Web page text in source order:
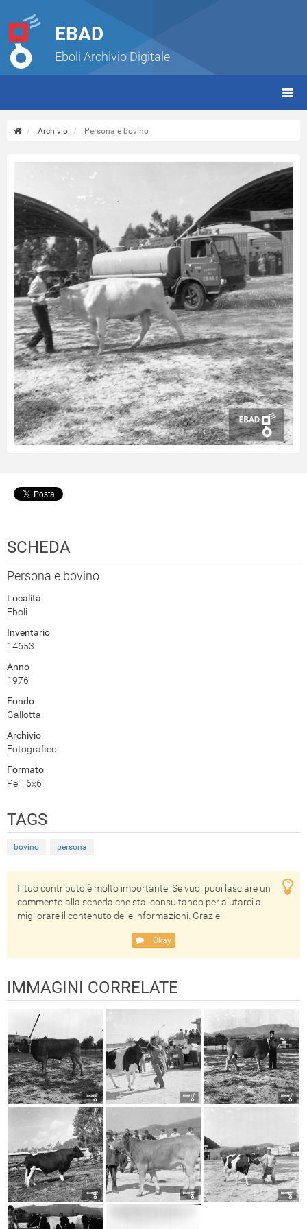
EBAD
Eboli Archivio Digitale
Archivio Persona e bovino
SCHEDA
Persona e bovino
Località
Eboli
Inventario
14653
Anno
1976
Fondo
Gallotta
Archivio
Fotografico
Formato
Pell. 6x6
TAGS
bovino persona
Il tuo contributo è molto importante! Se vuoi puoi lasciare un
commento alla scheda che stai consultando per aiutarci a
migliorare il contenuto delle informazioni. Grazie!
Okay
IMMAGINI CORRELATE